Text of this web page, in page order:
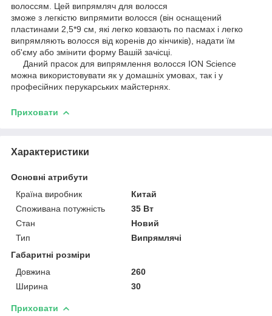
волоссям. Цей випрямляч для волосся
зможе з легкістю випрямити волосся (він оснащений
пластинами 2,5*9 см, які легко ковзають по пасмах і легко
випрямляють волосся від коренів до кінчиків), надати їм
об'єму або змінити форму Вашій зачісці.
Даний прасок для випрямлення волосся ION Science
можна використовувати як у домашніх умовах, так і у
професійних перукарських майстернях.
Приховати
Характеристики
Основні атрибути
Країна виробник
Китай
Споживана потужність
35 Вт
Стан
Новий
Тип
Випрямлячі
Габаритні розміри
Довжина
260
Ширина
30
Приховати